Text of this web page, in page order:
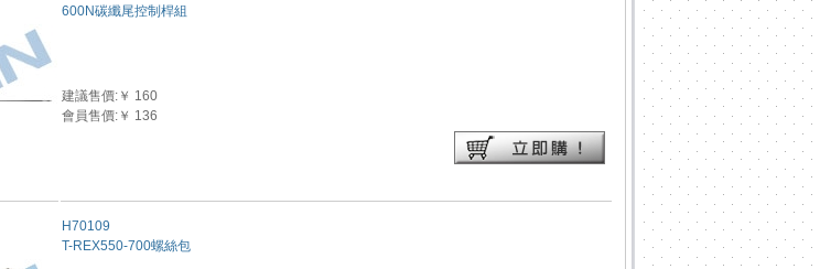
600N碳纖尾控制桿組
建議售價:￥ 160
會員售價:￥ 136
H70109
T-REX550-700螺絲包